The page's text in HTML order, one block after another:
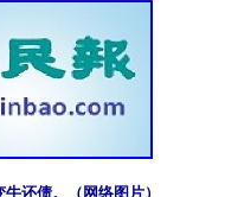
还债。（网络图片）